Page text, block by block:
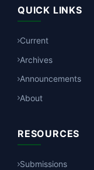
QUICK LINKS
Current
Archives
Announcements
About
RESOURCES
Submissions